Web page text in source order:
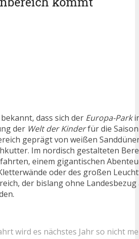
dass sich der Europa-Park
der Welt der Kinderfür die
geprägt von weißen
Im nordisch gestalteten
einem gigantischen
oder des großen
der bislang ohne
wird es nächstes Jahr so nicht